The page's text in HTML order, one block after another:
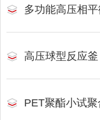
多功能高压相
高压球型反应釜
PET聚酯小试聚